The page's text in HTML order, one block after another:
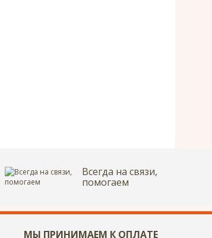
Всегда на связи,
помогаем
МЫ ПРИНИМАЕМ К ОПЛАТЕ